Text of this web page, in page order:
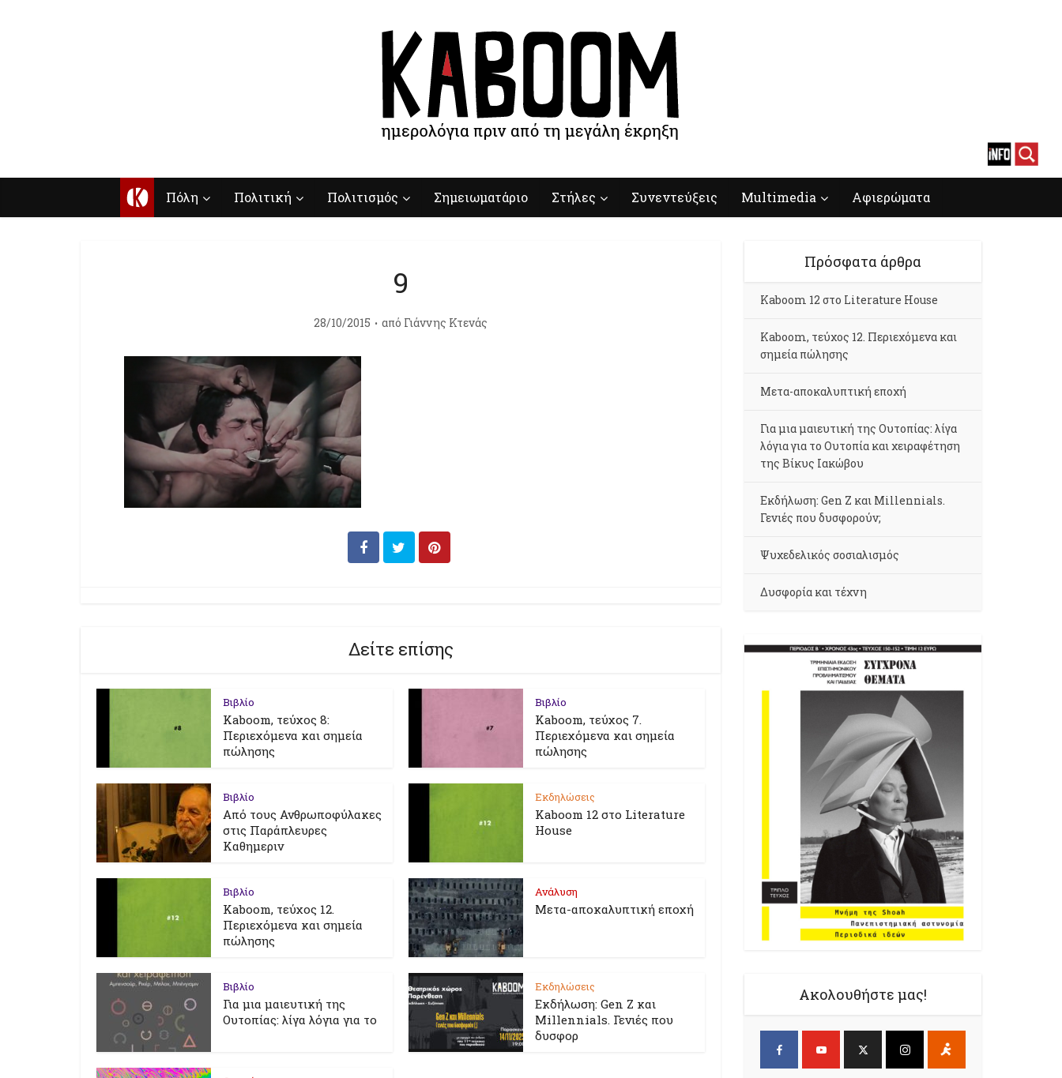
Κ Πόλη Πολιτική Πολιτισμός Σημειωματάριο Στήλες Συνεντεύξεις Multimedia Αφιερώματα
9
28/10/2015 από Γιάννης Κτενάς
Δείτε επίσης
Βιβλίο
Kaboom, τεύχος 8:
Περιεχόμενα και σημεία
πώλησης
Βιβλίο
Kaboom, τεύχος 7.
Περιεχόμενα και σημεία
πώλησης
Βιβλίο
Από τους Ανθρωποφύλακες
στις Παράπλευρες
Καθημεριν
Εκδηλώσεις
Kaboom 12 στο Literature
House
Βιβλίο
Kaboom, τεύχος 12.
Περιεχόμενα και σημεία
πώλησης
Ανάλυση
Μετα-αποκαλυπτική εποχή
Βιβλίο
Για μια μαιευτική της
Ουτοπίας: λίγα λόγια για το
Εκδηλώσεις
Εκδήλωση: Gen Z και
Millennials. Γενιές που
δυσφορ
Πρόσφατα άρθρα
Kaboom 12 στο Literature House
Kaboom, τεύχος 12. Περιεχόμενα και
σημεία πώλησης
Μετα-αποκαλυπτική εποχή
Για μια μαιευτική της Ουτοπίας: λίγα
λόγια για το Ουτοπία και χειραφέτηση
της Βίκυς Ιακώβου
Εκδήλωση: Gen Z και Millennials.
Γενιές που δυσφορούν;
Ψυχεδελικός σοσιαλισμός
Δυσφορία και τέχνη
Ακολουθήστε μας!